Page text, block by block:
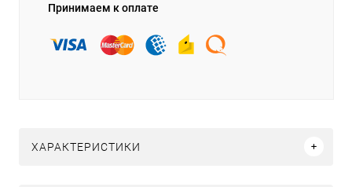
Принимаем к оплате
ХАРАКТЕРИСТИКИ